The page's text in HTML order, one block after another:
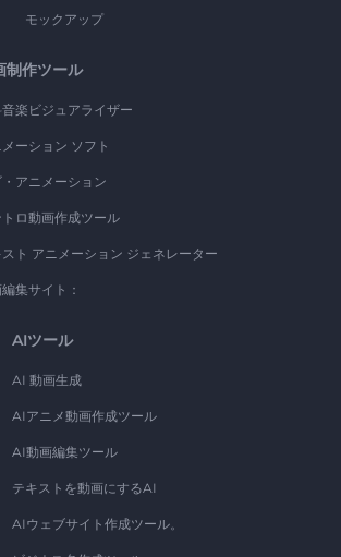
モックアップ
制作ツール
楽ビジュアライザー
ーション ソフト
・アニメーション
トロ動画作成ツール
スト アニメーション ジェネレーター
集サイト：
AIツール
AI 動画生成
AIアニメ動画作成ツール
AI動画編集ツール
テキストを動画にするAI
AIウェブサイト作成ツール。